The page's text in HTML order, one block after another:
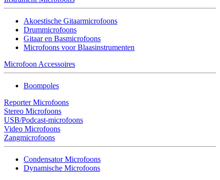
Akoestische Gitaarmicrofoons
Drummicrofoons
Gitaar en Basmicrofoons
Microfoons voor Blaasinstrumenten
Microfoon Accessoires
Boompoles
Reporter Microfoons
Stereo Microfoons
USB/Podcast-microfoons
Video Microfoons
Zangmicrofoons
Condensator Microfoons
Dynamische Microfoons